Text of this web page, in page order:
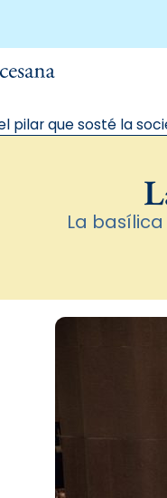
pilar que sosté la
La